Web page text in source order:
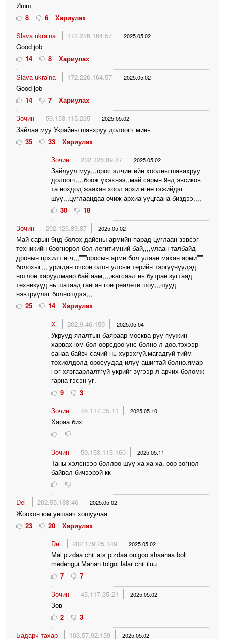
Ишш
8
6
Хариулах
Slava ukraina
172.226.164.57 2025.05.02
Good job
14
8
Хариулах
Slava ukraina
172.226.164.57 2025.05.02
Good job
14
7
Хариулах
Зочин
59.153.115.235 2025.05.02
Зайлаа муу Украйны шавхруу долоогч минь
35
33
Хариулах
Зочин
202.126.89.87 2025.05.02
Зайлуул муу,,,орос элчингийн хоолны шавахруу
долоогч,,,,боож үхэхнээ,,май сарын 9нд эвсиков
та нохдод жаахан хоол архи өгнө гэжийдэг
шүү,,,цуглаандаа очиж архиа ууцгаана биздээ,,,,
30
18
Зочин
202.126.89.87 2025.05.02
Май сарын 9нд болох дайсны армийн парад цуглаан зэвсэг
техникийн бөөгнөрөл бол легитимний бай,,,,улаан талбайд
дронын црхилт өгч,,,””””оросын арми бол улаан махан арми”””
болохыг,,, уригдан очсон олон улсын төрийн тэргүүнүүдэд
нотлон харуулмаар байгаам,,,,жагсаал нь бутран зугтаад
техникүүд нь шатаад ганган гоё реалети шоу,,,шууд
нэвтрүүлэг болношдээ,,,
25
14
Хариулах
Х
202.9.46.159 2025.05.04
Укрууд ялалтын баяраар москва руу пуужин
харвах юм бол өөрсдөө үнс болно л доо.тэхээр
санаа байвч сачий нь хүрэхгүй.магадгүй тийм
тохиолдолд оросуудад илүү ашигтай болно.ямар
нэг хязгаарлалтгүй укрийг зүгээр л арчих боломж
гарна гэсэн үг.
9
3
Зочин
45.117.35.11 2025.05.10
Хараа биз
Зочин 59.153.113.160 2025.05.11
Таны хэлснээр боллоо шүү ха ха ха, өөр зөгнөл
байвал бичээрэй кк
Del 202.55.188.46 2025.05.02
Жоохон юм уншаач хошуучаа
23
20
Хариулах
Del
202.179.25.149 2025.05.02
Mal pizdaa chii ats pizdaa onigoo shaahaa boli
medehgui Mahan tolgoi lalar chii iluu
7
7
Зочин
45.117.35.21 2025.05.02
Зөв
2
3
Бадарч тахар
103.57.92.159 2025.05.02